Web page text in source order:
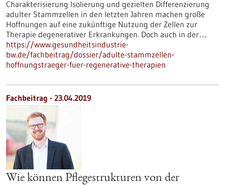
Charakterisierung Isolierung und gezielten Differenzierung
adulter Stammzellen in den letzten Jahren machen große
Hoffnungen auf eine zukünftige Nutzung der Zellen zur
Therapie degenerativer Erkrankungen. Doch auch in der…
https://www.gesundheitsindustrie-
bw.de/fachbeitrag/dossier/adulte-stammzellen-
hoffnungstraeger-fuer-regenerative-therapien
Fachbeitrag - 23.04.2019
Wie können Pflegestrukturen von der